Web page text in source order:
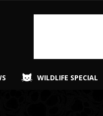
WILDLIFE SPECIAL